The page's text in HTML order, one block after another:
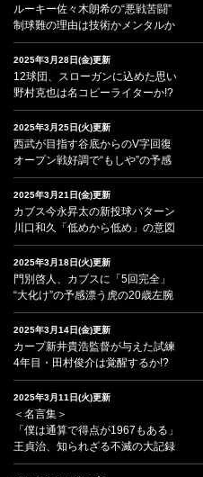
ルーキー佐々木朗希の“悪戦苦闘”
制球難の理由は技術かメンタルか
2025年3月28日(金)更新
12球団、スローガンに込めた思い
野村克也は名コピーライターか!?
2025年3月25日(火)更新
西武が目指す谷底からのV字回復
オープン戦好調で“もしや”の予感
2025年3月21日(金)更新
カブス今永昇太の新投球パターン
川口和久「低めから低め」の意図
2025年3月18日(火)更新
門別啓人、カブスに「5回完全」
“大化け”の予感漂う虎の20歳左腕
2025年3月14日(金)更新
カープ新井貴浩監督が与えた試練
4年目・田村俊介は覚醒するか!?
2025年3月11日(火)更新
＜名言集＞
「僕は通算で得点が1967もある」
王貞治、知られざる不滅の大記録